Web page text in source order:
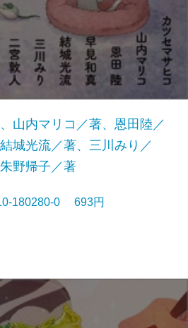
山内マリコ／著、恩田陸／
城光流／著、三川みり／
野帰子／著
180280-0 693円